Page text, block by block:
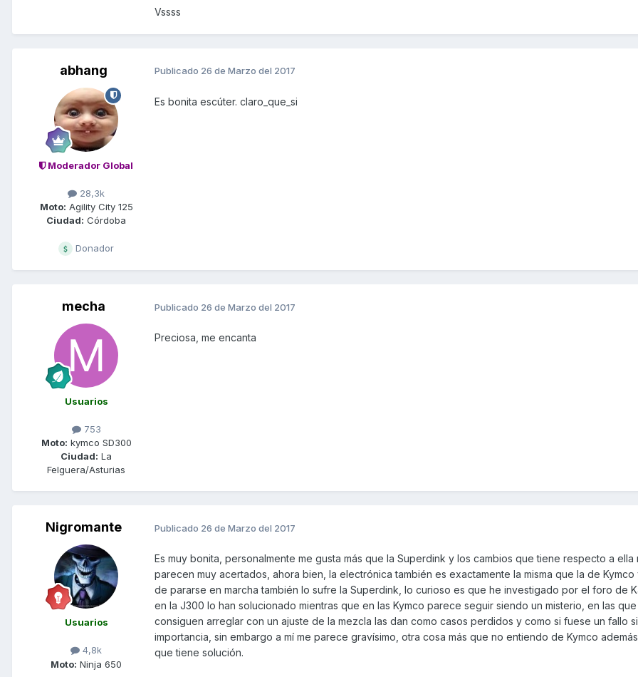
Vssss
abhang
Moderador Global
28,3k
Moto: Agility City 125
Ciudad: Córdoba
Donador
Publicado 26 de Marzo del 2017
Es bonita escúter. claro_que_si
mecha
Usuarios
753
Moto: kymco SD300
Ciudad: La
Felguera/Asturias
Publicado 26 de Marzo del 2017
Preciosa, me encanta
Nigromante
Usuarios
4,8k
Moto: Ninja 650
Publicado 26 de Marzo del 2017
Es muy bonita, personalmente me gusta más que la Superdink y los cambios que tiene respecto a ella
parecen muy acertados, ahora bien, la electrónica también es exactamente la misma que la de
de pararse en marcha también lo sufre la Superdink, lo curioso es que he investigado por el foro de
en la J300 lo han solucionado mientras que en las Kymco parece seguir siendo un misterio, en las
consiguen arreglar con un ajuste de la mezcla las​ dan como casos perdidos y como si fuese un fallo
importancia, sin embargo a mí me parece gravísimo, otra cosa más que no entiendo de Kymco
que tiene solución.